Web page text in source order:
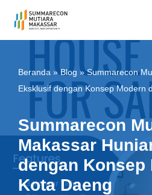
Lompat
Beranda »Blog »Summarecon
Eksklusif dengan Konsep Modern
Summarecon
Makassar
dengan Konsep
Kota Daeng